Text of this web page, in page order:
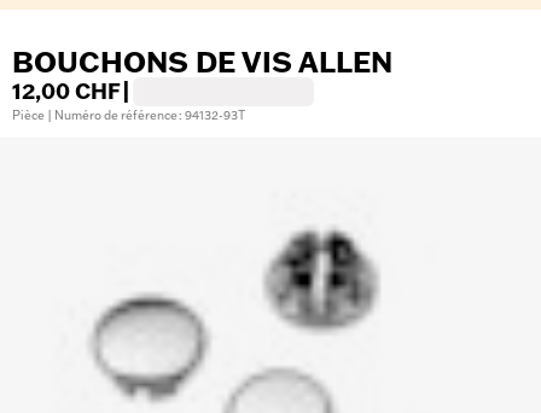
BOUCHONS DE VIS ALLEN
12,00 CHF
Pièce | Numéro de référence : 94132-93T